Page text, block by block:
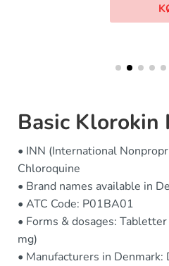
KØB
Basic Klorokin
• INN (International
Chloroquine
• Brand names available in
• ATC Code: P01BA01
• Forms & dosages:
mg)
• Manufacturers in